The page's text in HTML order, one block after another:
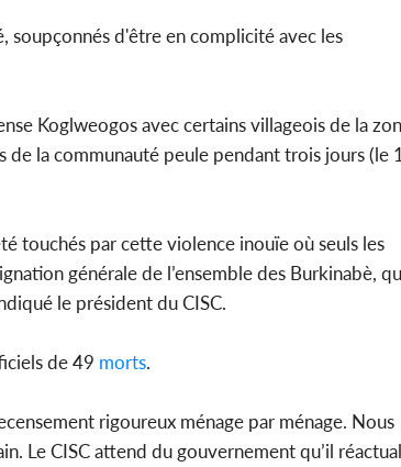
soupçonnés d'être en complicité avec les
Koglweogos avec certains villageois de la
la communauté peule pendant trois jours (le
touchés par cette violence inouïe où seuls les
générale de l’ensemble des Burkinabè,
le président du CISC.
de 49 morts.
rigoureux ménage par ménage. Nous
Le CISC attend du gouvernement qu’il